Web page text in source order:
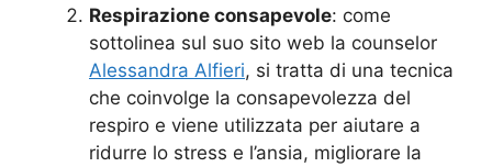
Respirazione consapevole: come
sottolinea sul suo sito web la counselor
Alessandra Alfieri, si tratta di una tecnica
che coinvolge la consapevolezza del
respiro e viene utilizzata per aiutare a
ridurre lo stress e l’ansia, migliorare la